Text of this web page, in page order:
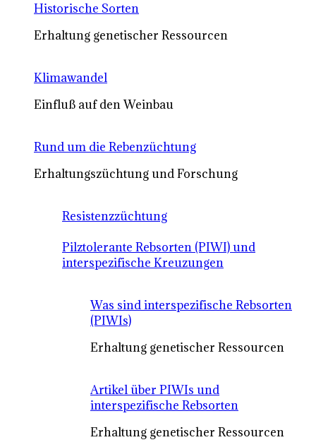
Historische Sorten
Erhaltung genetischer Ressourcen
Klimawandel
Einfluß auf den Weinbau
Rund um die Rebenzüchtung
Erhaltungszüchtung und Forschung
Resistenzzüchtung
Pilztolerante Rebsorten (PIWI) und
interspezifische Kreuzungen
Was sind interspezifische Rebsorten
(PIWIs)
Erhaltung genetischer Ressourcen
Artikel über PIWIs und
interspezifische Rebsorten
Erhaltung genetischer Ressourcen